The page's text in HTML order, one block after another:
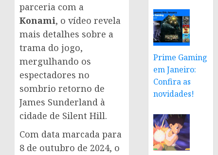
parceria com a
Konami, o vídeo revela
mais detalhes sobre a
trama do jogo,
mergulhando os
espectadores no
sombrio retorno de
James Sunderland à
cidade de Silent Hill.
Com data marcada para
8 de outubro de 2024, o
Prime Gaming
em Janeiro:
Confira as
novidades!